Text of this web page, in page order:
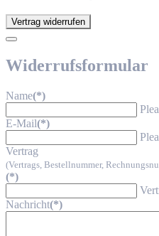
Vertrag widerrufen
Widerrufsformular
Name(*)
E-Mail(*)
Vertrag
(Vertrags, Bestellnummer,
(*)
Nachricht(*)